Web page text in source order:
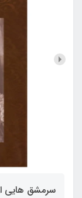
سرمشق هایی